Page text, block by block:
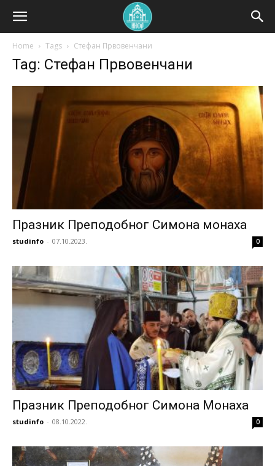
Home Tags Стефан Првовенчани
Tag: Стефан Првовенчани
Празник Преподобног Симона монаха
studinfo - 07.10.2023. 0
Празник Преподобног Симона Монаха
studinfo - 08.10.2022. 0